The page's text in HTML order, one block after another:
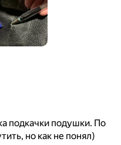
подкачки подушки. По
но как не понял)